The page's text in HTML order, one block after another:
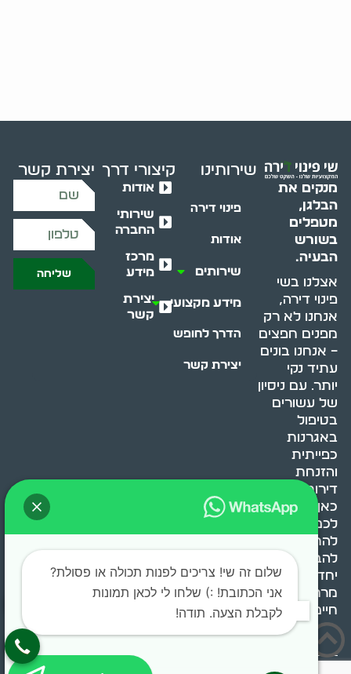
מנקים את
הבלגן,
מטפלים
בשורש
הבעיה.
אצלנו בשי
פינוי דירה,
אנחנו לא רק
מפנים חפצים
– אנחנו בונים
עתיד נקי
יותר. עם ניסיון
של עשורים
בטיפול
באגרנות
כפייתית
והזנחת
דירות, אנחנו
כאן כדי לעזור
לכם
להתמודד,
להבין ולשנות.
יחד, ניצור
מרחב
חיים בריא ומאוזן.
שירותינו
פינוי דירה
אודות
שירותים
מידע מקצועי
הדרך לחופש
יצירת קשר
קיצורי דרך
אודות
שירותי
החברה
מרכז
מידע
יצירת
קשר
יצירת קשר
שליחה
שלום זה שי! צריכים לפנות תכולה או פסולת?
אני הכתובת! :) שלחו לי לכאן תמונות
לקבלת הצעה. תודה!